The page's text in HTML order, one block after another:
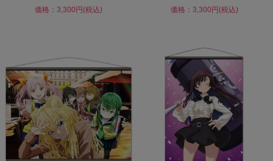
価格：3,300円(税込)
価格：3,300円(税込)